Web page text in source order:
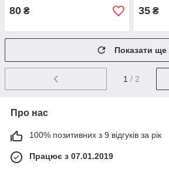
80 ₴ 35 ₴
Показати ще
1 / 2
Про нас
100% позитивних з 9 відгуків за рік
Працює з 07.01.2019